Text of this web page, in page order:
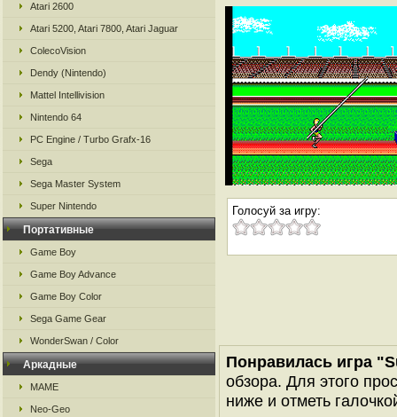
Atari 2600
Atari 5200, Atari 7800, Atari Jaguar
ColecoVision
Dendy (Nintendo)
Mattel Intellivision
Nintendo 64
PC Engine / Turbo Grafx-16
Sega
Sega Master System
Super Nintendo
Портативные
Game Boy
Game Boy Advance
Game Boy Color
Sega Game Gear
WonderSwan / Color
Аркадные
MAME
Neo-Geo
Голосуй за игру:
Понравилась игра
обзора. Для этого
ниже и отметь